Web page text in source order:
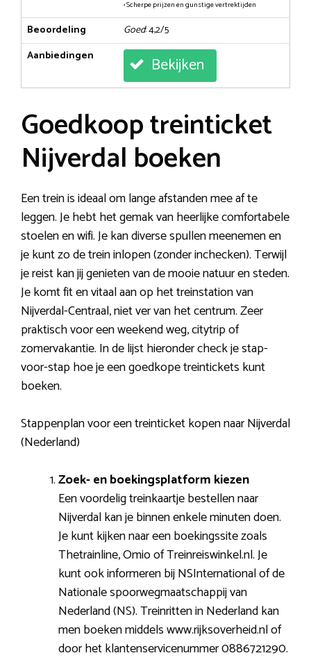
• Scherpe prijzen en gunstige vertrektijden
Beoordeling Goed: 4,2/5
Aanbiedingen
Bekijken
Goedkoop treinticket
Nijverdal boeken
Een trein is ideaal om lange afstanden mee af te
leggen. Je hebt het gemak van heerlijke comfortabele
stoelen en wifi. Je kan diverse spullen meenemen en
je kunt zo de trein inlopen (zonder inchecken). Terwijl
je reist kan jij genieten van de mooie natuur en steden.
Je komt fit en vitaal aan op het treinstation van
Nijverdal-Centraal, niet ver van het centrum. Zeer
praktisch voor een weekend weg, citytrip of
zomervakantie. In de lijst hieronder check je stap-
voor-stap hoe je een goedkope treintickets kunt
boeken.
Stappenplan voor een treinticket kopen naar Nijverdal
(Nederland)
Zoek- en boekingsplatform kiezen
Een voordelig treinkaartje bestellen naar
Nijverdal kan je binnen enkele minuten doen.
Je kunt kijken naar een boekingssite zoals
Thetrainline, Omio of Treinreiswinkel.nl. Je
kunt ook informeren bij NSInternational of de
Nationale spoorwegmaatschappij van
Nederland (NS). Treinritten in Nederland kan
men boeken middels www.rijksoverheid.nl of
door het klantenservicenummer 0886721290.